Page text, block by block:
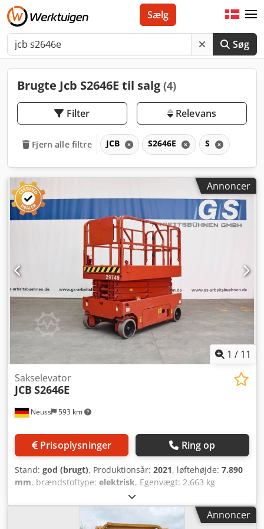
Søg
Sælg
Brugte Jcb S2646E til salg (4)
Filter Relevans
Fjern alle filtre JCB S2646E S
Annoncer
1 / 11
Neuss 593 km
Sakselevator
JCB S2646E
Prisoplysninger Ring op
Stand: god (brugt), Produktionsår: 2021, løftehøjde: 7.890
mm, brændstoftype: elektrisk, Egenvægt: 2.663 kg
Arbejdshøjde: 989 cm CE-mærkning: ja Teknisk stand: god
Visuel stand: god Leveringsbetingelser: EXW
Produktionsland: Storbritannien Kontakt Christian Theißen
Annoncer